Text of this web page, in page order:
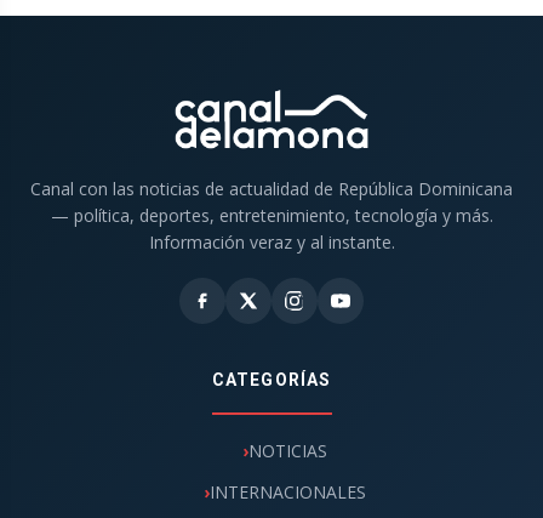
Canal con las noticias de actualidad de República Dominicana
— política, deportes, entretenimiento, tecnología y más.
Información veraz y al instante.
CATEGORÍAS
NOTICIAS
INTERNACIONALES